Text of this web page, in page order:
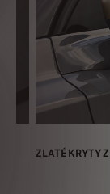
ZLATÉ KRYTY